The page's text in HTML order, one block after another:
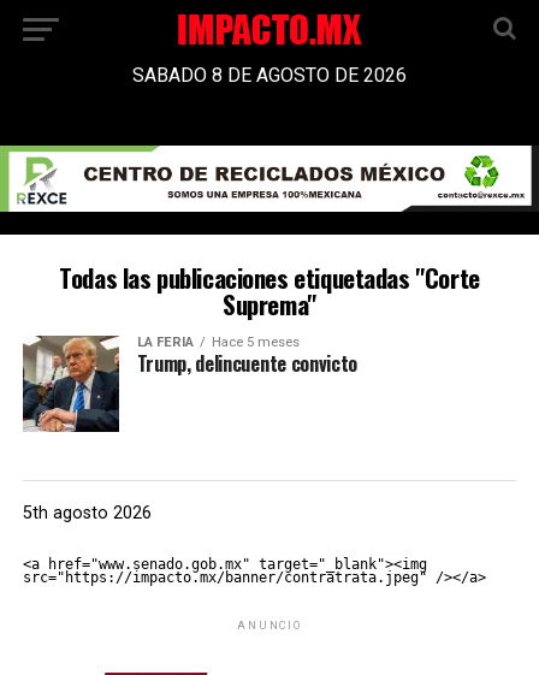
SABADO 8 DE AGOSTO DE 2026
Todas las publicaciones etiquetadas "Corte
Suprema"
LA FERIA Hace 5 meses
Trump, delincuente convicto
5th agosto 2026
<a href="www.senado.gob.mx" target="_blank"><img
src="https://impacto.mx/banner/contratrata.jpeg" /></a>
ANUNCIO